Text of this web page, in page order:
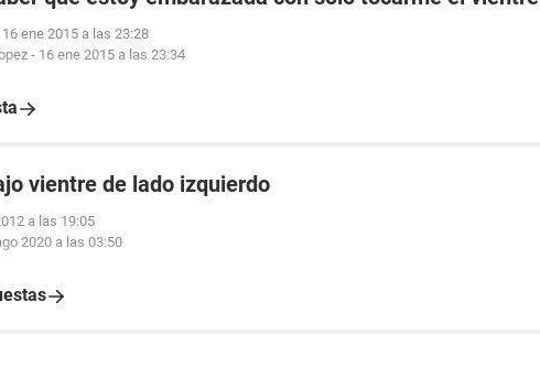
16 ene 2015 a las 23:28
- 16 ene 2015 a las 23:34
vientre de lado izquierdo
a las 19:05
2020 a las 03:50